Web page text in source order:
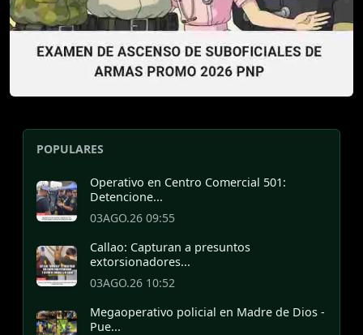
POPULARES
Operativo en Centro Comercial 501:
Detencione...
03AGO.26 09:55
Callao: Capturan a presuntos
extorsionadores...
03AGO.26 10:52
Megaoperativo policial en Madre de Dios -
Pue...